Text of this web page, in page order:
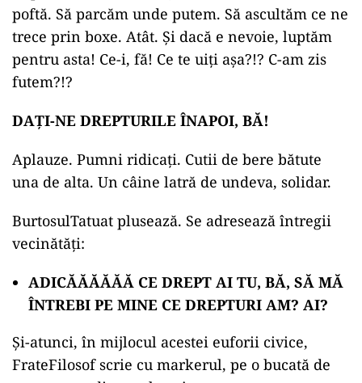
poftă. Să parcăm unde putem. Să ascultăm ce ne
trece prin boxe. Atât. Și dacă e nevoie, luptăm
pentru asta! Ce-i, fă! Ce te uiți așa?!? C-am zis
futem?!?
DAȚI-NE DREPTURILE ÎNAPOI, BĂ!
Aplauze. Pumni ridicați. Cutii de bere bătute
una de alta. Un câine latră de undeva, solidar.
BurtosulTatuat plusează. Se adresează întregii
vecinătăți:
ADICĂĂĂĂĂĂ CE DREPT AI TU, BĂ, SĂ MĂ
ÎNTREBI PE MINE CE DREPTURI AM? AI?
Și-atunci, în mijlocul acestei euforii civice,
FrateFilosof scrie cu markerul, pe o bucată de